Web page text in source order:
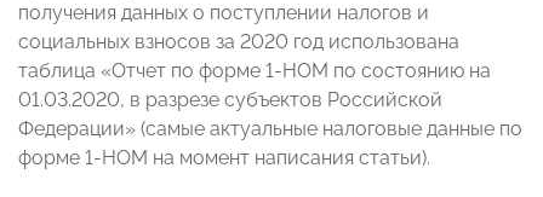
получения данных о поступлении налогов и
социальных взносов за 2020 год использована
таблица «Отчет по форме 1-НОМ по состоянию на
01.03.2020, в разрезе субъектов Российской
Федерации» (самые актуальные налоговые данные по
форме 1-НОМ на момент написания статьи).